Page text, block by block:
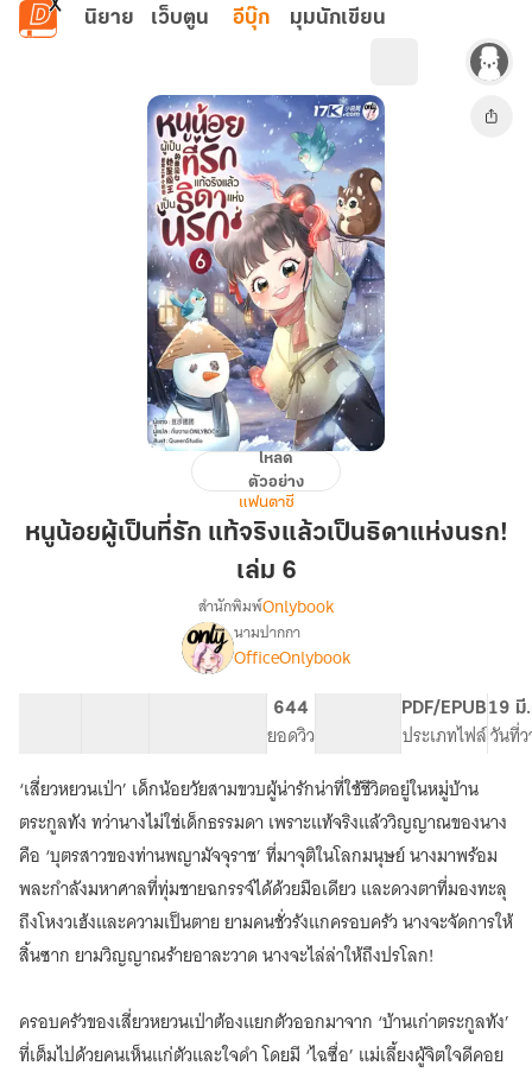
ข้ามไปยังเนื้อหาหลัก
นิยาย เว็บตูน อีบุ๊ก มุมนักเขียน
ผู้
แท้จริง
ธิดา
นรก!
เล่ม
6
โหลด
ตัวอย่าง
แฟนตาซี
หนูน้อยผู้เป็นที่รัก แท้จริงแล้วเป็นธิดาแห่งนรก!
เล่ม 6
เรื่อง[จบ]
หนู
น้อย
ผู้
เป็น
ที่รัก
แท้จริง
แล้ว
เป็น
ธิดา
แห่ง
นรก!
สำนักพิมพ์Onlybook
นามปากกา
OfficeOnlybook
644
ยอดวิว
PDF/EPUB
ประเภทไฟล์
19 มี
วันที่
‘เสี่ยวหยวนเป่า’ เด็กน้อยวัยสามขวบผู้น่ารักน่าที่ใช้ชีวิตอยู่ในหมู่บ้าน
ตระกูลทัง ทว่านางไม่ใช่เด็กธรรมดา เพราะแท้จริงแล้ววิญญาณของนาง
คือ ‘บุตรสาวของท่านพญามัจจุราช’ ที่มาจุติในโลกมนุษย์ นางมาพร้อม
พละกำลังมหาศาลที่ทุ่มชายฉกรรจ์ได้ด้วยมือเดียว และดวงตาที่มองทะลุ
ถึงโหงวเฮ้งและความเป็นตาย ยามคนชั่วรังแกครอบครัว นางจะจัดการให้
สิ้นซาก ยามวิญญาณร้ายอาละวาด นางจะไล่ล่าให้ถึงปรโลก!
ครอบครัวของเสี่ยวหยวนเป่าต้องแยกตัวออกมาจาก ‘บ้านเก่าตระกูลทัง’
ที่เต็มไปด้วยคนเห็นแก่ตัวและใจดำ โดยมี ‘ไฉซื่อ’ แม่เลี้ยงผู้จิตใจดีคอย